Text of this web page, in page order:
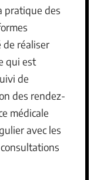
pratique des
réaliser
qui est
de
des rendez-
médicale
avec les